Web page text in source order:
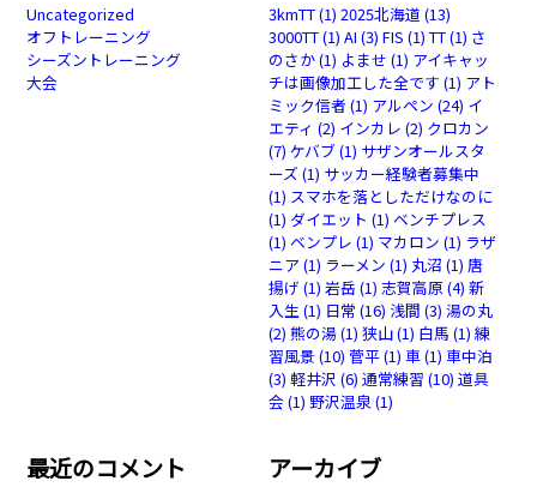
Uncategorized
オフトレーニング
シーズントレーニング
大会
3kmTT(1) 2025北海道 (13)
3000TT(1) AI (3) FIS (1) TT(1) さ
のさか(1) よませ (1) アイキャッ
チは画像加工した全です (1) アト
ミック信者 (1) アルペン (24) イ
エティ (2) インカレ (2) クロカン
(7) ケバブ(1) サザンオールスタ
ーズ (1) サッカー経験者募集中
(1) スマホを落としただけなのに
(1) ダイエット (1) ベンチプレス
(1) ベンプレ (1) マカロン (1) ラザ
ニア (1) ラーメン (1) 丸沼 (1) 唐
揚げ (1) 岩岳 (1) 志賀高原(4) 新
入生 (1) 日常 (16) 浅間 (3) 湯の丸
(2) 熊の湯(1) 狭山(1) 白馬 (1) 練
習風景(10) 菅平(1) 車(1) 車中泊
(3) 軽井沢 (6) 通常練習 (10) 道具
会 (1) 野沢温泉 (1)
最近のコメント アーカイブ